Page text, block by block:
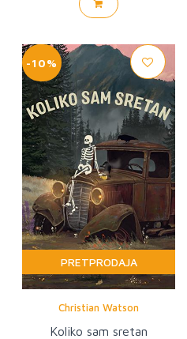
-10%
PRETPRODAJA
Christian Watson
Koliko sam sretan